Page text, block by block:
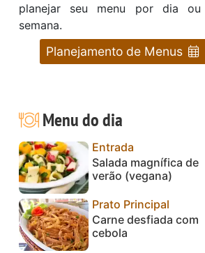
planejar seu menu por dia
semana.
Planejamento de Menus
Menu do dia
Entrada
Salada magnífica de
verão (vegana)
Prato Principal
Carne desfiada com
cebola